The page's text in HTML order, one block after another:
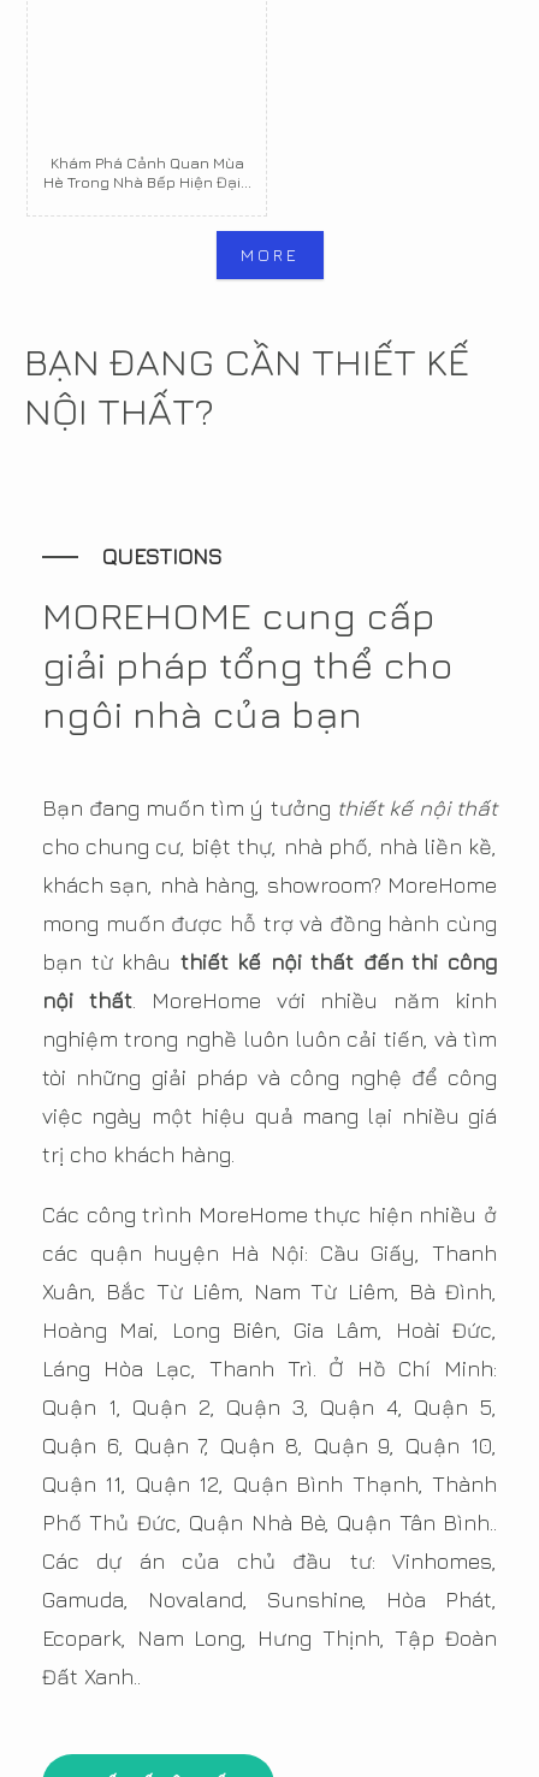
Khám Phá Cảnh Quan Mùa
Hè Trong Nhà Bếp Hiện Đại...
MORE
BẠN ĐANG CẦN THIẾT KẾ
NỘI THẤT?
QUESTIONS
MOREHOME cung cấp
giải pháp tổng thể cho
ngôi nhà của bạn
Bạn đang muốn tìm ý tưởng thiết kế nội thất
cho chung cư, biệt thự, nhà phố, nhà liền kề,
khách sạn, nhà hàng, showroom? MoreHome
mong muốn được hỗ trợ và đồng hành cùng
bạn từ khâu thiết kế nội thất đến thi công
nội thất. MoreHome với nhiều năm kinh
nghiệm trong nghề luôn luôn cải tiến, và tìm
tòi những giải pháp và công nghệ để công
việc ngày một hiệu quả mang lại nhiều giá
trị cho khách hàng.
Các công trình MoreHome thực hiện nhiều ở
các quận huyện Hà Nội: Cầu Giấy, Thanh
Xuân, Bắc Từ Liêm, Nam Từ Liêm, Bà Đình,
Hoàng Mai, Long Biên, Gia Lâm, Hoài Đức,
Láng Hòa Lạc, Thanh Trì. Ở Hồ Chí Minh:
Quận 1, Quận 2, Quận 3, Quận 4, Quận 5,
Quận 6, Quận 7, Quận 8, Quận 9, Quận 10,
Quận 11, Quận 12, Quận Bình Thạnh, Thành
Phố Thủ Đức, Quận Nhà Bè, Quận Tân Bình..
Các dự án của chủ đầu tư: Vinhomes,
Gamuda, Novaland, Sunshine, Hòa Phát,
Ecopark, Nam Long, Hưng Thịnh, Tập Đoàn
Đất Xanh..